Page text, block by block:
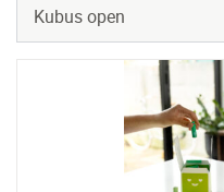
Kubus open